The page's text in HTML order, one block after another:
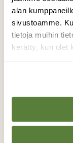
alan
sivustoamme.
tietoja muihin
kerätty, kun olet